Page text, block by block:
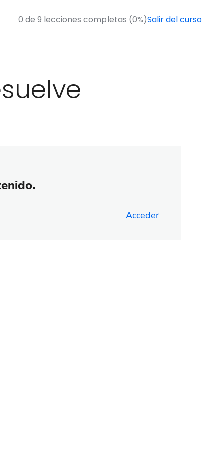
0 de 9 lecciones completas (0%)Salir del curso
Acceder